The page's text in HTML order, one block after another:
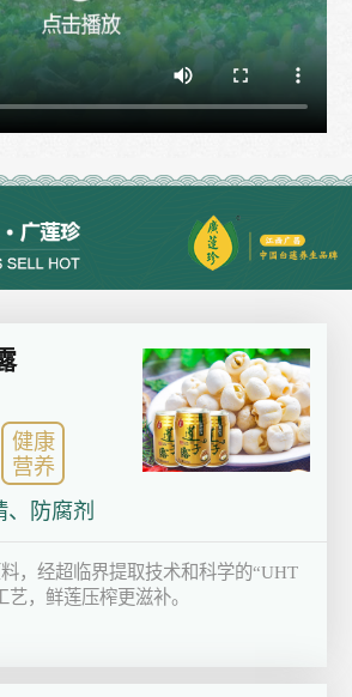
健康
营养
、防腐剂
，经超临界提取技术和科学的“UHT
，鲜莲压榨更滋补。